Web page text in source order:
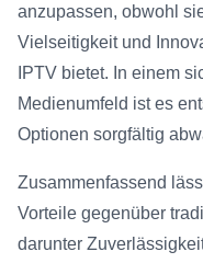
anzupassen, obwohl
Vielseitigkeit und
IPTV bietet. In einem
Medienumfeld ist es
Optionen sorgfältig
Zusammenfassend
Vorteile gegenüber
darunter